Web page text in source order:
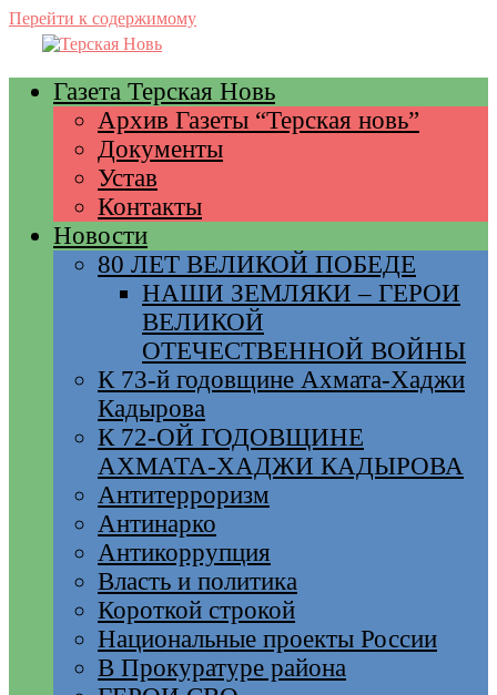
Перейти к содержимому
Газета Терская Новь
Архив Газеты “Терская новь”
Документы
Устав
Контакты
Новости
80 ЛЕТ ВЕЛИКОЙ ПОБЕДЕ
НАШИ ЗЕМЛЯКИ – ГЕРОИ
ВЕЛИКОЙ
ОТЕЧЕСТВЕННОЙ ВОЙНЫ
К 73-й годовщине Ахмата-Хаджи
Кадырова
К 72-ОЙ ГОДОВЩИНЕ
АХМАТА-ХАДЖИ КАДЫРОВА
Антитерроризм
Антинарко
Антикоррупция
Власть и политика
Короткой строкой
Национальные проекты России
В Прокуратуре района